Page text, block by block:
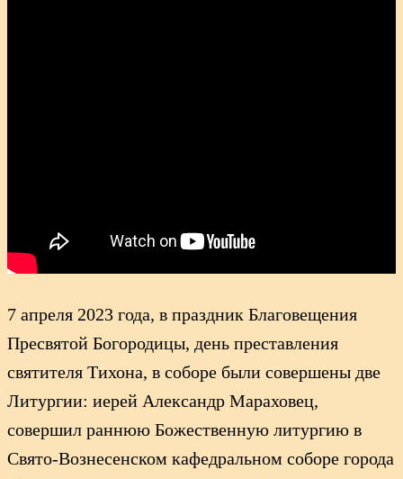
7 апреля 2023 года, в праздник Благовещения
Пресвятой Богородицы, день преставления
святителя Тихона, в соборе были совершены две
Литургии: иерей Александр Мараховец,
совершил раннюю Божественную литургию в
Свято-Вознесенском кафедральном соборе города